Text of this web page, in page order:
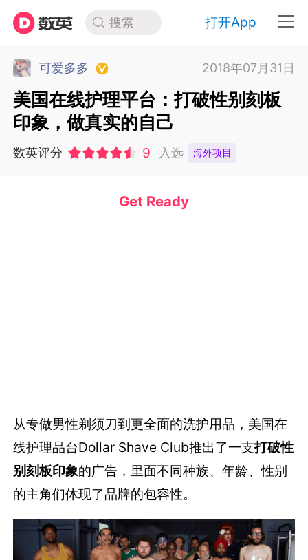
搜索 打开App
可爱多多 2018年07月31日
美国在线护理平台：打破性别刻板
印象，做真实的自己
数英评分 9 入选 海外项目
Get Ready
从专做男性剃须刀到更全面的洗护用品，美国在
线护理品台Dollar Shave Club推出了一支打破性
别刻板印象的广告，里面不同种族、年龄、性别
的主角们体现了品牌的包容性。